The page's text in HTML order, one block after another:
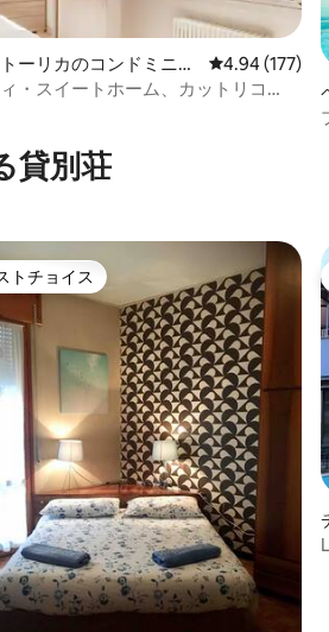
星中4.84つ星の平均評価
ーリカのコンドミニア
レビュー177
4.94 (177)
・スイートホーム、カットリコ
貸別荘
星中4.82つ星の平均評価
トチョイス
トチョイス